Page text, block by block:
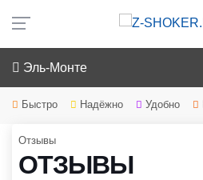
Эль-Монте
Быстро Надёжно Удобно
Отзывы
ОТЗЫВЫ